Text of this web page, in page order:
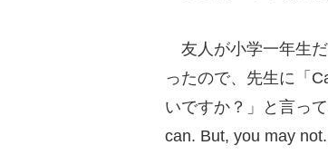
友人が小学一年生
ったので、先生に「
いですか？」と言っ
can. But, you may